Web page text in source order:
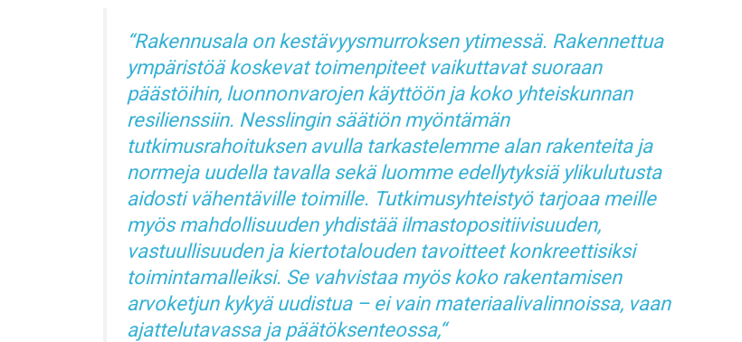
Rakennusala on kestävyysmurroksen ytimessä. Rakennettua
ympäristöä koskevat toimenpiteet vaikuttavat suoraan
päästöihin, luonnonvarojen käyttöön ja koko yhteiskunnan
resilienssiin. Nesslingin säätiön myöntämän
tutkimusrahoituksen avulla tarkastelemme alan rakenteita ja
normeja uudella tavalla sekä luomme edellytyksiä ylikulutusta
aidosti vähentäville toimille. Tutkimusyhteistyö tarjoaa meille
myös mahdollisuuden yhdistää ilmastopositiivisuuden,
vastuullisuuden ja kiertotalouden tavoitteet konkreettisiksi
toimintamalleiksi. Se vahvistaa myös koko rakentamisen
arvoketjun kykyä uudistua – ei vain materiaalivalinnoissa, vaan
ajattelutavassa ja päätöksenteossa,